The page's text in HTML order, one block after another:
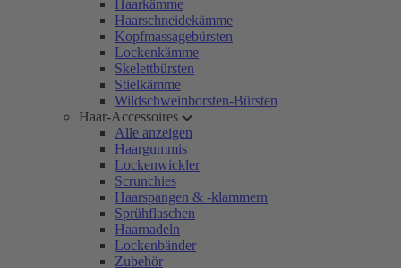
Haarkämme
Haarschneidekämme
Kopfmassagebürsten
Lockenkämme
Skelettbürsten
Stielkämme
Wildschweinborsten-Bürsten
Haar-Accessoires
Alle anzeigen
Haargummis
Lockenwickler
Scrunchies
Haarspangen & -klammern
Sprühflaschen
Haarnadeln
Lockenbänder
Zubehör